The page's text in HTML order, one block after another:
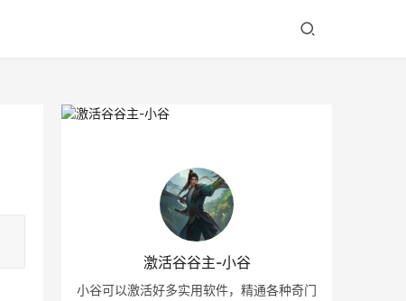
激活谷谷主-小谷
小谷可以激活好多实用软件，精通各种奇门